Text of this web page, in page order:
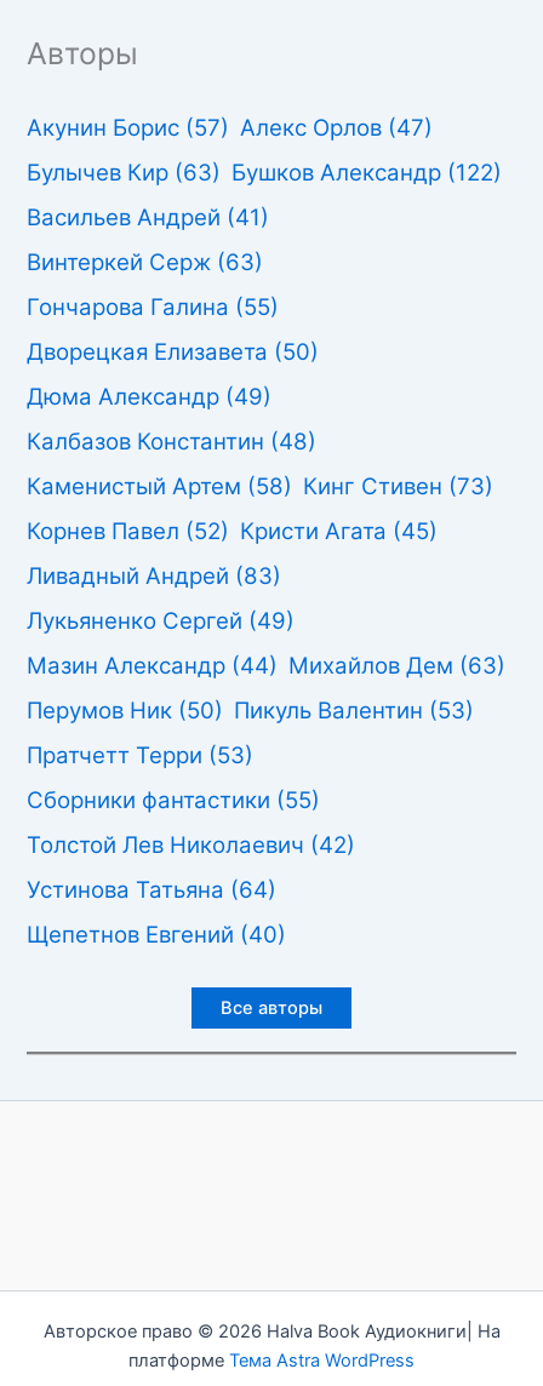
Авторы
Акунин Борис (57) Алекс Орлов (47)
Булычев Кир (63) Бушков Александр (122)
Васильев Андрей (41)
Винтеркей Серж (63)
Гончарова Галина (55)
Дворецкая Елизавета (50)
Дюма Александр (49)
Калбазов Константин (48)
Каменистый Артем (58) Кинг Стивен (73)
Корнев Павел (52) Кристи Агата (45)
Ливадный Андрей (83)
Лукьяненко Сергей (49)
Мазин Александр (44) Михайлов Дем (63)
Перумов Ник (50) Пикуль Валентин (53)
Пратчетт Терри (53)
Сборники фантастики (55)
Толстой Лев Николаевич (42)
Устинова Татьяна (64)
Щепетнов Евгений (40)
Все авторы
Авторское право © 2026 Halva Book Аудиокниги| На
платформе Тема Astra WordPress